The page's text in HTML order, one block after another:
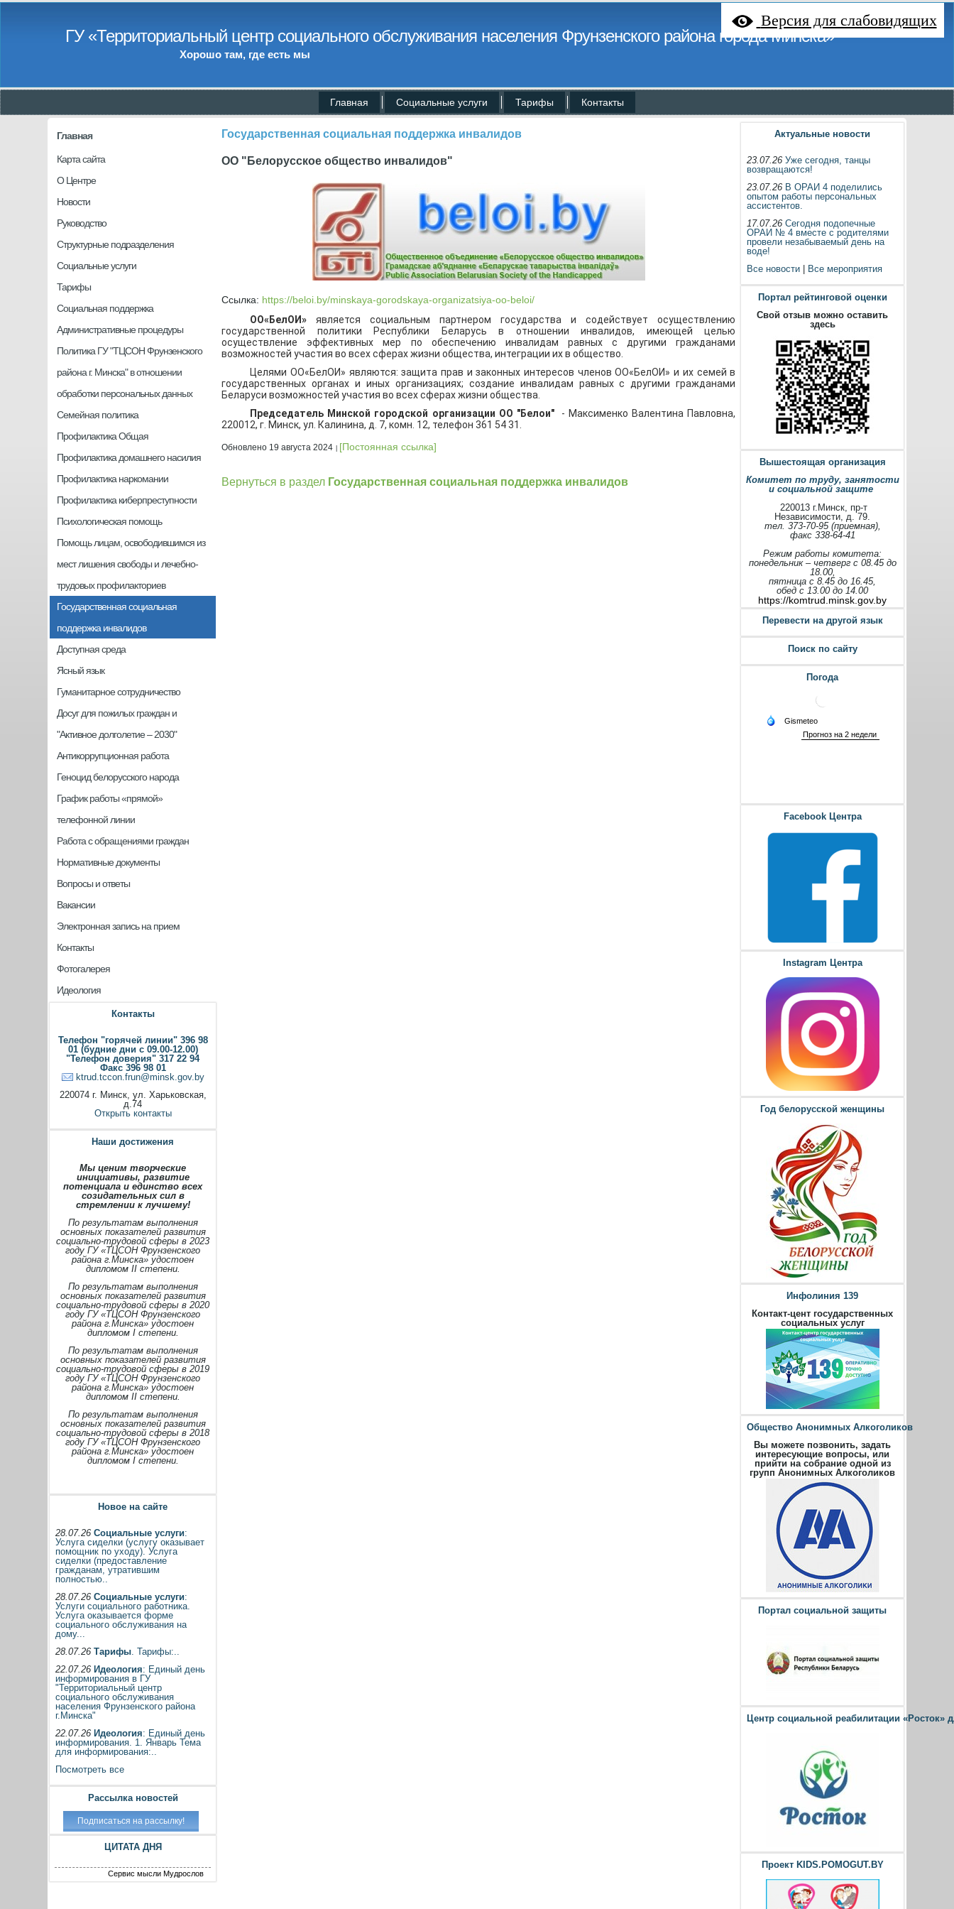
Версия для слабовидящих
ГУ «Территориальный центр социального обслуживания населения Фрунзенского района города Минска»
Хорошо там, где есть мы
Главная Социальные услуги Тарифы Контакты
Главная
Карта сайта
О Центре
Новости
Руководство
Структурные подразделения
Социальные услуги
Тарифы
Социальная поддержка
Административные процедуры
Политика ГУ "ТЦСОН Фрунзенского
района г. Минска" в отношении
обработки персональных данных
Семейная политика
Профилактика Общая
Профилактика домашнего насилия
Профилактика наркомании
Профилактика киберпреступности
Психологическая помощь
Помощь лицам, освободившимся из
мест лишения свободы и лечебно-
трудовых профилакториев
Государственная социальная
поддержка инвалидов
Доступная среда
Ясный язык
Гуманитарное сотрудничество
Досуг для пожилых граждан и
"Активное долголетие – 2030"
Антикоррупционная работа
Геноцид белорусского народа
График работы «прямой»
телефонной линии
Работа с обращениями граждан
Нормативные документы
Вопросы и ответы
Вакансии
Электронная запись на прием
Контакты
Фотогалерея
Идеология
Контакты
Телефон "горячей линии" 396 98
01 (будние дни с 09.00-12.00)
"Телефон доверия" 317 22 94
Факс 396 98 01
ktrud.tccon.frun@minsk.gov.by
220074 г. Минск, ул. Харьковская,
д.74
Открыть контакты
Наши достижения
Мы ценим творческие
инициативы, развитие
потенциала и единство всех
созидательных сил в
стремлении к лучшему!
По результатам выполнения
основных показателей развития
социально-трудовой сферы в 2023
году ГУ «ТЦСОН Фрунзенского
района г.Минска» удостоен
дипломом II степени.
По результатам выполнения
основных показателей развития
социально-трудовой сферы в 2020
году ГУ «ТЦСОН Фрунзенского
района г.Минска» удостоен
дипломом I степени.
По результатам выполнения
основных показателей развития
социально-трудовой сферы в 2019
году ГУ «ТЦСОН Фрунзенского
района г.Минска» удостоен
дипломом II степени.
По результатам выполнения
основных показателей развития
социально-трудовой сферы в 2018
году ГУ «ТЦСОН Фрунзенского
района г.Минска» удостоен
дипломом I степени.
Новое на сайте
28.07.26 Социальные услуги:
Услуга сиделки (услугу оказывает
помощник по уходу). Услуга
сиделки (предоставление
гражданам, утратившим
полностью..
28.07.26 Социальные услуги:
Услуги социального работника.
Услуга оказывается форме
социального обслуживания на
дому...
28.07.26 Тарифы. Тарифы:..
22.07.26 Идеология: Единый день
информирования в ГУ
"Территориальный центр
социального обслуживания
населения Фрунзенского района
г.Минска"
22.07.26 Идеология: Единый день
информирования. 1. Январь Тема
для информирования:..
Посмотреть все
Рассылка новостей
ЦИТАТА ДНЯ
Сервис мысли Мудрослов
Государственная социальная поддержка инвалидов
ОО "Белорусское общество инвалидов"
Ссылка: https://beloi.by/minskaya-gorodskaya-organizatsiya-oo-beloi/
ОО«БелОИ» является социальным партнером государства и содействует осуществлению
государственной политики Республики Беларусь в отношении инвалидов, имеющей целью
осуществление эффективных мер по обеспечению инвалидам равных с другими гражданами
возможностей участия во всех сферах жизни общества, интеграции их в общество.
Целями ОО«БелОИ» являются: защита прав и законных интересов членов ОО«БелОИ» и их семей в
государственных органах и иных организациях; создание инвалидам равных с другими гражданами
Беларуси возможностей участия во всех сферах жизни общества.
Председатель Минской городской организации ОО "Белои"
- Максименко Валентина Павловна,
220012, г. Минск, ул. Калинина, д. 7, комн. 12, телефон 361 54 31.
Обновлено 19 августа 2024 [Постоянная ссылка]
Вернуться в раздел Государственная социальная поддержка инвалидов
Актуальные новости
23.07.26Уже сегодня, танцы
возвращаются!
23.07.26 В ОРАИ 4 поделились
опытом работы персональных
ассистентов.
17.07.26Сегодня подопечные
ОРАИ № 4 вместе с родителями
провели незабываемый день на
воде!
Все новости
Все мероприятия
Портал рейтинговой оценки
Свой отзыв можно оставить
здесь
Вышестоящая организация
Комитет по труду, занятости
и социальной защите
220013 г.Минск, пр-т
Независимости, д. 79.
тел. 373-70-95 (приемная),
факс 338-64-41
Режим работы комитета:
понедельник – четверг с 08.45 до
18.00,
пятница с 8.45 до 16.45,
обед с 13.00 до 14.00
https://komtrud.minsk.gov.by
Перевести на другой язык
Поиск по сайту
Погода
Facebook Центра
Instagram Центра
Год белорусской женщины
Инфолиния 139
Контакт-цент государственных
социальных услуг
Общество Анонимных Алкоголиков
Вы можете позвонить, задать
интересующие вопросы, или
прийти на собрание одной из
групп Анонимных Алкоголиков
Портал социальной защиты
Центр социальной реабилитации
Проект KIDS.POMOGUT.BY